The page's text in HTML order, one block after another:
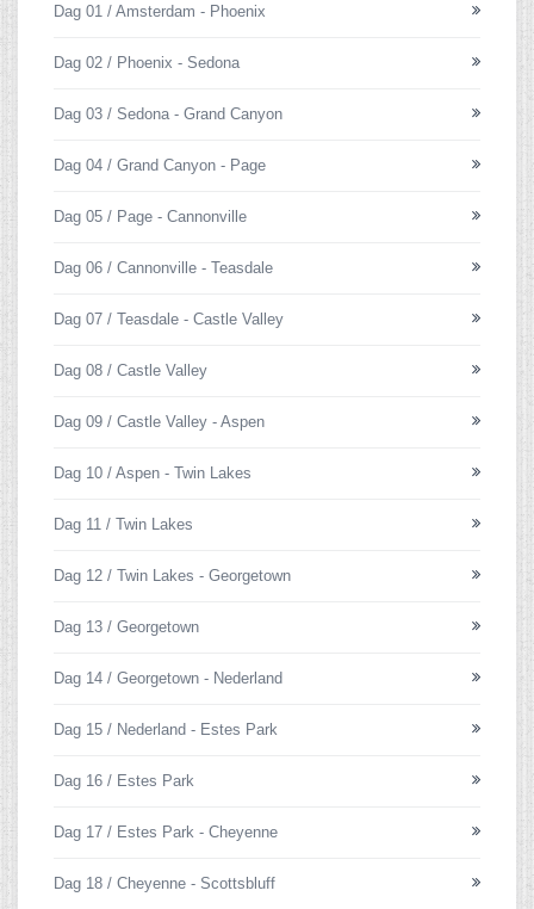
Dag 01 / Amsterdam - Phoenix
Dag 02 / Phoenix - Sedona
Dag 03 / Sedona - Grand Canyon
Dag 04 / Grand Canyon - Page
Dag 05 / Page - Cannonville
Dag 06 / Cannonville - Teasdale
Dag 07 / Teasdale - Castle Valley
Dag 08 / Castle Valley
Dag 09 / Castle Valley - Aspen
Dag 10 / Aspen - Twin Lakes
Dag 11 / Twin Lakes
Dag 12 / Twin Lakes - Georgetown
Dag 13 / Georgetown
Dag 14 / Georgetown - Nederland
Dag 15 / Nederland - Estes Park
Dag 16 / Estes Park
Dag 17 / Estes Park - Cheyenne
Dag 18 / Cheyenne - Scottsbluff